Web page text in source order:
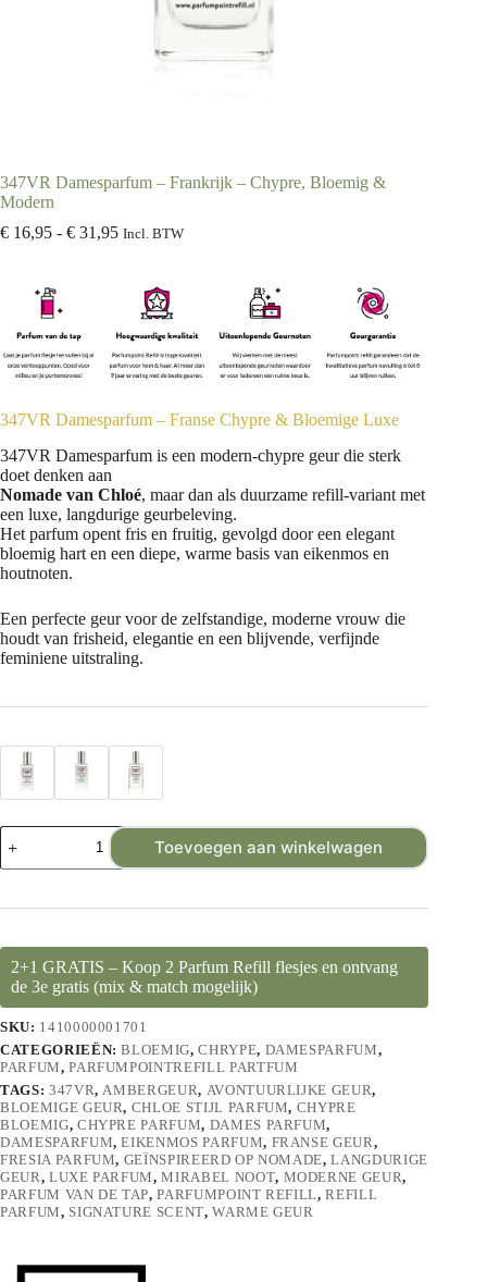
347VR Damesparfum – Frankrijk – Chypre, Bloemig &
Modern
€ 16,95 - € 31,95 Incl. BTW
347VR Damesparfum – Franse Chypre & Bloemige Luxe
347VR Damesparfum is een modern-chypre geur die sterk
doet denken aan
Nomade van Chloé, maar dan als duurzame refill-variant met
een luxe, langdurige geurbeleving.
Het parfum opent fris en fruitig, gevolgd door een elegant
bloemig hart en een diepe, warme basis van eikenmos en
houtnoten.
Een perfecte geur voor de zelfstandige, moderne vrouw die
houdt van frisheid, elegantie en een blijvende, verfijnde
feminiene uitstraling.
Toevoegen aan winkelwagen
2+1 GRATIS – Koop 2 Parfum Refill flesjes en ontvang
de 3e gratis (mix & match mogelijk)
SKU: 1410000001701
CATEGORIEËN:BLOEMIG,CHRYPE, DAMESPARFUM,
PARFUM,PARFUMPOINTREFILL PARTFUM
TAGS: 347VR, AMBERGEUR, AVONTUURLIJKE GEUR,
BLOEMIGE GEUR, CHLOE STIJL PARFUM, CHYPRE
BLOEMIG, CHYPRE PARFUM, DAMES PARFUM,
DAMESPARFUM,EIKENMOS PARFUM, FRANSE GEUR,
FRESIA PARFUM, GEÏNSPIREERD OP NOMADE,LANGDURIGE
GEUR, LUXE PARFUM,MIRABEL NOOT, MODERNE GEUR,
PARFUM VAN DE TAP,PARFUMPOINT REFILL,REFILL
PARFUM, SIGNATURE SCENT,WARME GEUR